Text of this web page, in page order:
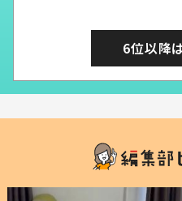
6位以降